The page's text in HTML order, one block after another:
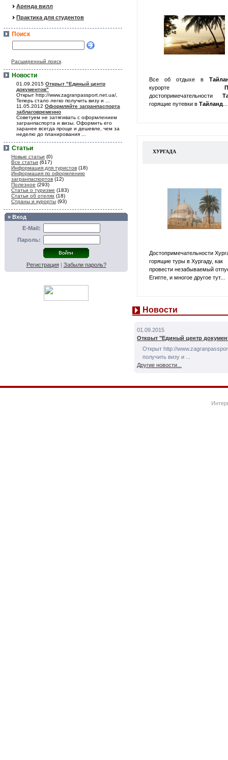
Аренда вилл
Практика для студентов
Поиск
Расширенный поиск
Новости
01.09.2015 Открыт "Единый центр
документов"
Открыт http://www.zagranpassport.net.ua/,
Теперь стало легко получить визу и ...
11.05.2012 Оформляйте загранпаспорта
заблаговременно
Советуем не затягивать с оформлением
загранпаспорта и визы. Оформить его
заранее всегда проще и дешевле, чем за
неделю до планирования ...
Статьи
Новые статьи (0)
Все статьи (617)
Информация для туристов (18)
Информация по оформлению
загранпаспортов (12)
Полезное (293)
Статьи о туризме (183)
Статьи об отелях (18)
Страны и курорты (93)
» Вход
E-Mail:
Пароль:
Регистрация| Забыли пароль?
Все об отдыхе в
курорте
достопримечательности
горящие путевки в Тайланд
ХУРГАДА
Достопримечательности
горящие туры в Хургаду, как
провести незабываемый
Египте, и многое другое тут...
Новости
01.09.2015
Открыт "Единый центр
Открыт http://
получить визу и ...
Другие новости...